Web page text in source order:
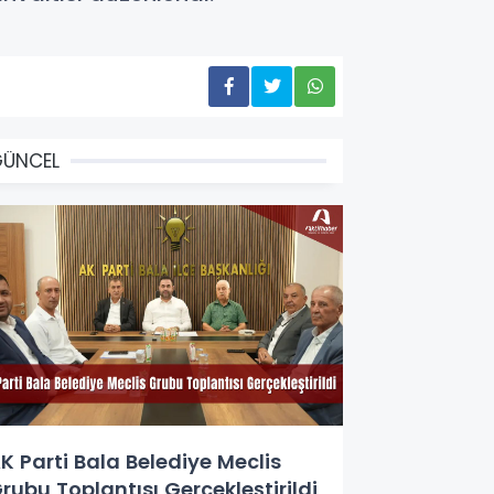
Parti Bala Belediye Meclis